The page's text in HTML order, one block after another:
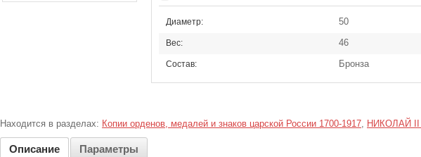
Диаметр: 50
Вес: 46
Состав: Бронза
Находится в разделах: Копии орденов, медалей и знаков царской России 1700-1917 НИКОЛАЙ II
Описание Параметры